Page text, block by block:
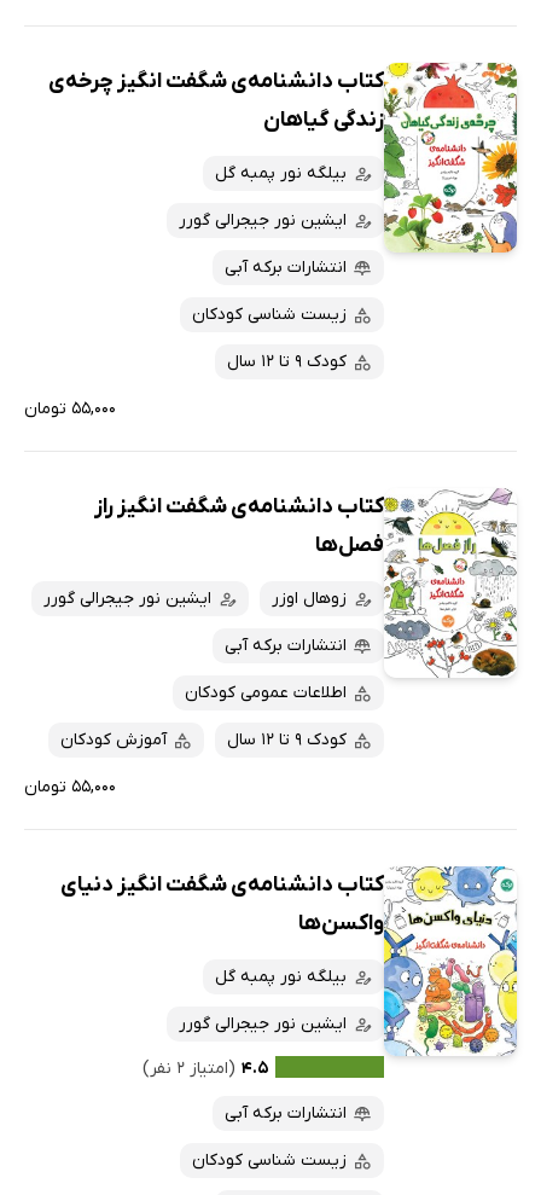
کتاب دانشنامه‌ی شگفت انگیز چرخه‌ی
زندگی گیاهان
بیلگه نور پمبه گل
ایشین نور جیجرالی گورر
انتشارات برکه آبی
زیست شناسی کودکان
کودک 9 تا 12 سال
۵۵,۰۰۰ تومان
کتاب دانشنامه‌ی شگفت انگیز راز
فصل‌ها
زوهال اوزر ایشین نور جیجرالی گورر
انتشارات برکه آبی
اطلاعات عمومی کودکان
کودک 9 تا 12 سال آموزش کودکان
۵۵,۰۰۰ تومان
کتاب دانشنامه‌ی شگفت انگیز دنیای
واکسن‌ها
بیلگه نور پمبه گل
ایشین نور جیجرالی گورر
۴.۵ (امتیاز ۲ نفر)
انتشارات برکه آبی
زیست شناسی کودکان